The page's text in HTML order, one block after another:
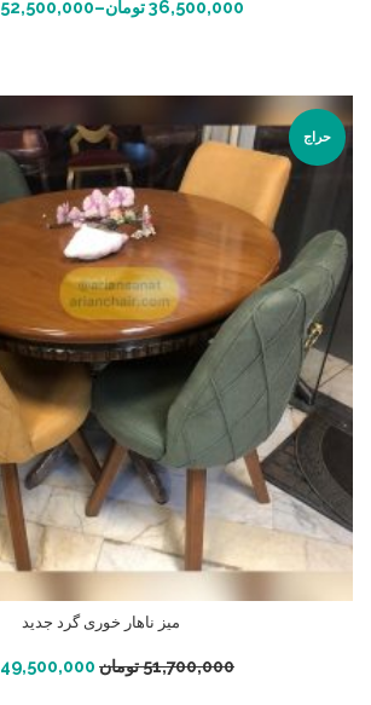
36,500,000تومان–
52,500,000
حراج
میز ناهار خوری گرد جدید
51,700,000تومان 49,500,000
افزودن به سبد خرید